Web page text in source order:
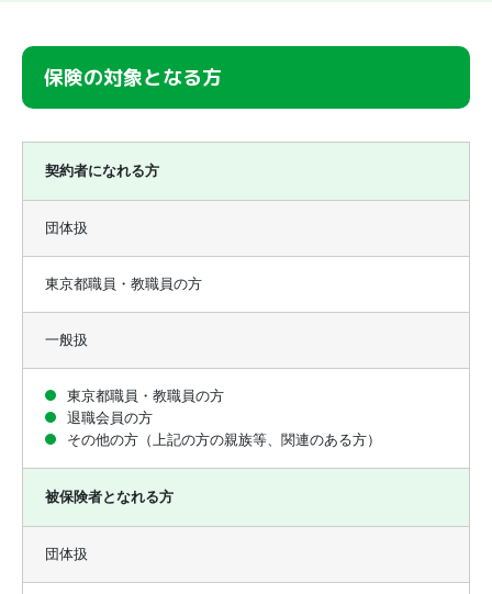
保険の対象となる方
契約者になれる方
団体扱
東京都職員・教職員の方
一般扱
東京都職員・教職員の方
退職会員の方
その他の方（上記の方の親族等、関連のある方）
被保険者となれる方
団体扱